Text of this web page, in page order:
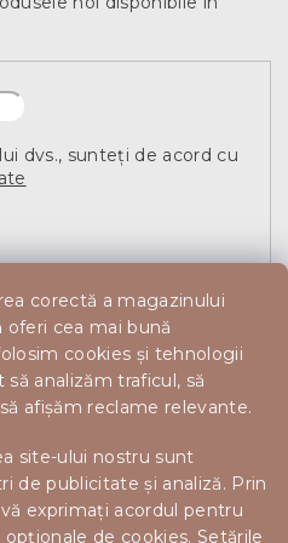
corectă a magazinului
oferi cea mai bună
cookies și tehnologii
analizăm traficul, să
afișăm reclame relevante.
site-ului nostru sunt
de publicitate și analiză. Prin
vă exprimați acordul pentru
de cookies. Setările
dvs., sunteți de acord cu